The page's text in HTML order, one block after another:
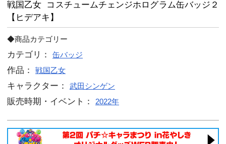
戦国乙女 コスチュームチェンジホロ
【ケンシン】
戦国乙女 コスチュームチェンジホロ
【イエヤス】
戦国乙女 コスチュームチェンジホロ
【ヨシモト】
戦国乙女 コスチュームチェンジホロ
【マサムネ】